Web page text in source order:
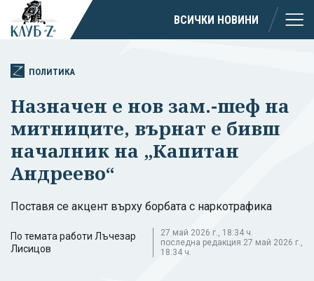
ВСИЧКИ НОВИНИ
ПОЛИТИКА
Назначен е нов зам.-шеф на
митниците, върнат е бивш
началник на „Капитан
Андреево“
Поставя се акцент върху борбата с наркотрафика
По темата работи Лъчезар
Лисицов
27 май 2026 г., 18:34 ч.
последна редакция 27 май 2026 г.,
18:34 ч.